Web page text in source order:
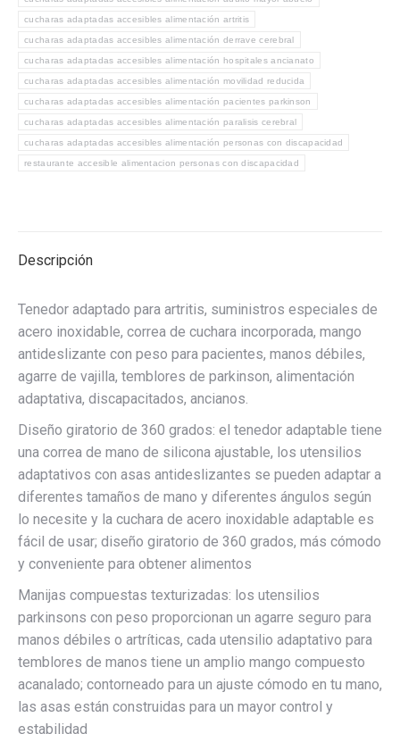
cucharas adaptadas accesibles alimentación artritis
cucharas adaptadas accesibles alimentación derrave cerebral
cucharas adaptadas accesibles alimentación hospitales ancianato
cucharas adaptadas accesibles alimentación movilidad reducida
cucharas adaptadas accesibles alimentación pacientes parkinson
cucharas adaptadas accesibles alimentación paralisis cerebral
cucharas adaptadas accesibles alimentación personas con discapacidad
restaurante accesible alimentacion personas con discapacidad
Descripción
Tenedor adaptado para artritis, suministros especiales de
acero inoxidable, correa de cuchara incorporada, mango
antideslizante con peso para pacientes, manos débiles,
agarre de vajilla, temblores de parkinson, alimentación
adaptativa, discapacitados, ancianos.
Diseño giratorio de 360 grados: el tenedor adaptable tiene
una correa de mano de silicona ajustable, los utensilios
adaptativos con asas antideslizantes se pueden adaptar a
diferentes tamaños de mano y diferentes ángulos según
lo necesite y la cuchara de acero inoxidable adaptable es
fácil de usar; diseño giratorio de 360 grados, más cómodo
y conveniente para obtener alimentos
Manijas compuestas texturizadas: los utensilios
parkinsons con peso proporcionan un agarre seguro para
manos débiles o artríticas, cada utensilio adaptativo para
temblores de manos tiene un amplio mango compuesto
acanalado; contorneado para un ajuste cómodo en tu mano,
las asas están construidas para un mayor control y
estabilidad